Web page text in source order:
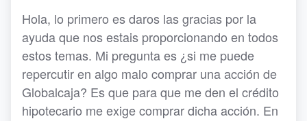
Hola, lo primero es daros las gracias por la
ayuda que nos estais proporcionando en todos
estos temas. Mi pregunta es ¿si me puede
repercutir en algo malo comprar una acción de
Globalcaja? Es que para que me den el crédito
hipotecario me exige comprar dicha acción. En